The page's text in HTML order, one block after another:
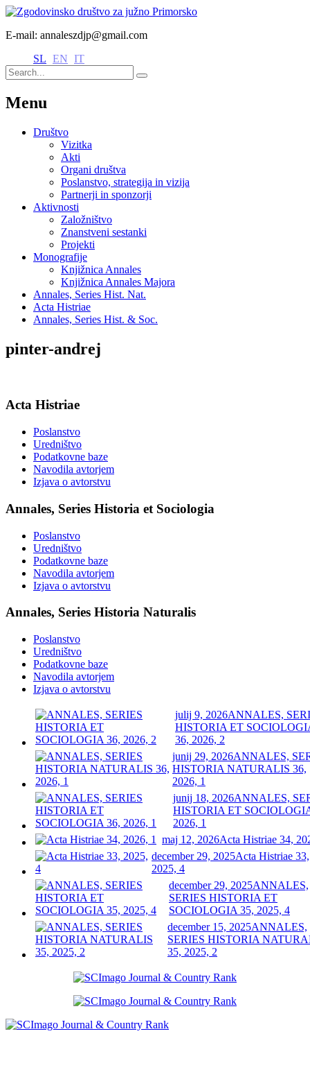
E-mail: annaleszdjp@gmail.com
SL EN IT
Menu
Društvo
Vizitka
Akti
Organi društva
Poslanstvo, strategija in vizija
Partnerji in sponzorji
Aktivnosti
Založništvo
Znanstveni sestanki
Projekti
Monografije
Knjižnica Annales
Knjižnica Annales Majora
Annales, Series Hist. Nat.
Acta Histriae
Annales, Series Hist. & Soc.
pinter-andrej
Acta Histriae
Poslanstvo
Uredništvo
Podatkovne baze
Navodila avtorjem
Izjava o avtorstvu
Annales, Series Historia et Sociologia
Poslanstvo
Uredništvo
Podatkovne baze
Navodila avtorjem
Izjava o avtorstvu
Annales, Series Historia Naturalis
Poslanstvo
Uredništvo
Podatkovne baze
Navodila avtorjem
Izjava o avtorstvu
julij 9, 2026ANNALES,
HISTORIA ET
36, 2026, 2
junij 29, 2026ANNALES,
HISTORIA NATURALIS 36,
2026, 1
junij 18, 2026ANNALES,
HISTORIA ET
2026, 1
maj 12, 2026Acta Histriae 34,
december 29, 2025Acta Histriae 33,
2025, 4
december 29, 2025ANNALES,
SERIES HISTORIA ET
SOCIOLOGIA 35, 2025, 4
december 15, 2025ANNALES,
SERIES HISTORIA
35, 2025, 2